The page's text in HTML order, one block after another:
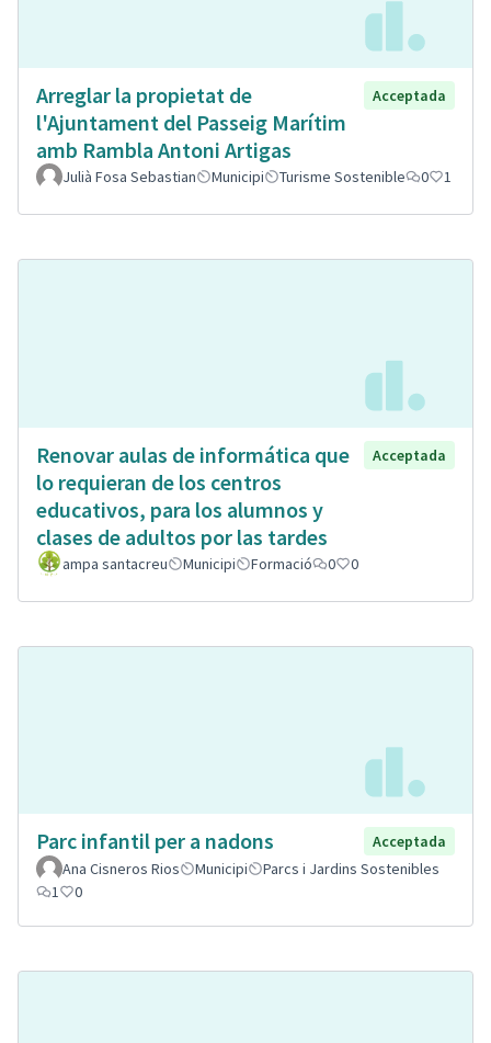
Arreglar la propietat de
l'Ajuntament del Passeig Marítim
amb Rambla Antoni Artigas
Acceptada
Julià Fosa Sebastian Municipi Turisme Sostenible 0 1
Renovar aulas de informática que
lo requieran de los centros
educativos, para los alumnos y
clases de adultos por las tardes
Acceptada
ampa santacreu Municipi Formació 0 0
Parc infantil per a nadons
Acceptada
Ana Cisneros Rios
Municipi
Parcs i Jardins Sostenibles
1
0